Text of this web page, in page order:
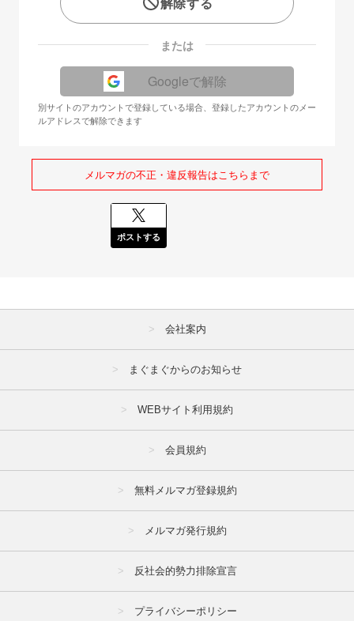
または
Googleで解除
別サイトのアカウントで登録している場合、登録したアカウントのメー
ルアドレスで解除できます
メルマガの不正・違反報告はこちらまで
ポストする
会社案内
まぐまぐからのお知らせ
WEBサイト利用規約
会員規約
無料メルマガ登録規約
メルマガ発行規約
反社会的勢力排除宣言
プライバシーポリシー